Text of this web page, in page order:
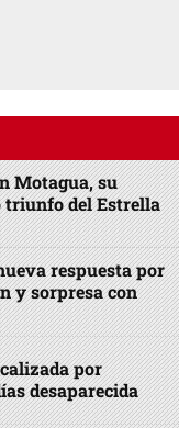
Motagua, su
del Estrella
respuesta por
y sorpresa con
por
desaparecida